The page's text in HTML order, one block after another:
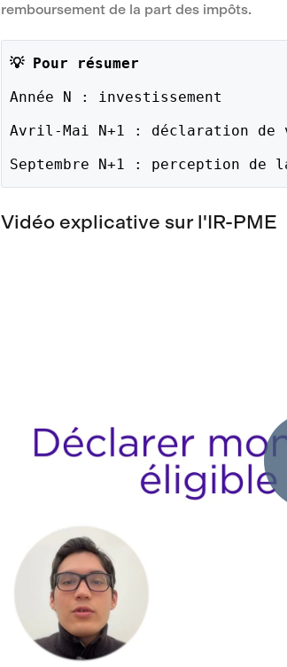
remboursement de la part des impôts.
💡 Pour résumer
Année N : investissement
Avril-Mai N+1 : déclaration de
Septembre N+1 : perception de
Vidéo explicative sur l'IR-PME